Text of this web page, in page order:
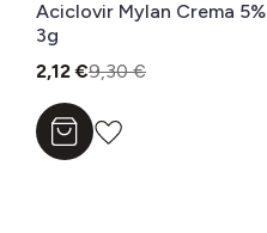
Aciclovir Mylan Crema 5%
3g
2,12 €9,30 €
Aggiungi al carrello